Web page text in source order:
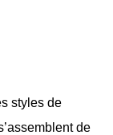
styles de
de